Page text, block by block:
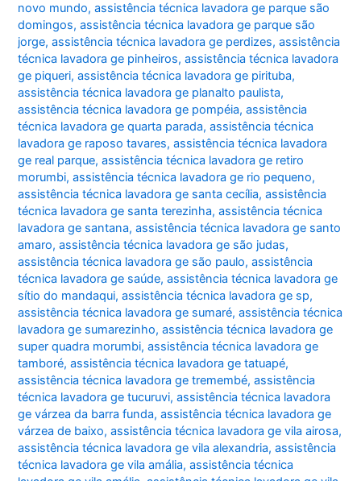
novo mundo,assistência técnica lavadora ge parque são
domingos,assistência técnica lavadora ge parque são
jorge,assistência técnica lavadora ge perdizes,assistência
técnica lavadora ge pinheiros,assistência técnica lavadora
ge piqueri,assistência técnica lavadora ge pirituba,
assistência técnica lavadora ge planalto paulista,
assistência técnica lavadora ge pompéia,assistência
técnica lavadora ge quarta parada,assistência técnica
lavadora ge raposo tavares,assistência técnica lavadora
ge real parque,assistência técnica lavadora ge retiro
morumbi,assistência técnica lavadora ge rio pequeno,
assistência técnica lavadora ge santa cecília,assistência
técnica lavadora ge santa terezinha,assistência técnica
lavadora ge santana,assistência técnica lavadora ge santo
amaro,assistência técnica lavadora ge são judas,
assistência técnica lavadora ge são paulo,assistência
técnica lavadora ge saúde,assistência técnica lavadora ge
sítio do mandaqui,assistência técnica lavadora ge sp,
assistência técnica lavadora ge sumaré,assistência técnica
lavadora ge sumarezinho,assistência técnica lavadora ge
super quadra morumbi,assistência técnica lavadora ge
tamboré,assistência técnica lavadora ge tatuapé,
assistência técnica lavadora ge tremembé,assistência
técnica lavadora ge tucuruvi,assistência técnica lavadora
ge várzea da barra funda,assistência técnica lavadora ge
várzea de baixo,assistência técnica lavadora ge vila airosa,
assistência técnica lavadora ge vila alexandria,assistência
técnica lavadora ge vila amália,assistência técnica